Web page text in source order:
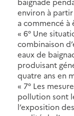
environ à
a commencé
« 6° Une
combinaison
eaux de
produisant
quatre ans en
« 7° Les
pollution sont
l’exposition